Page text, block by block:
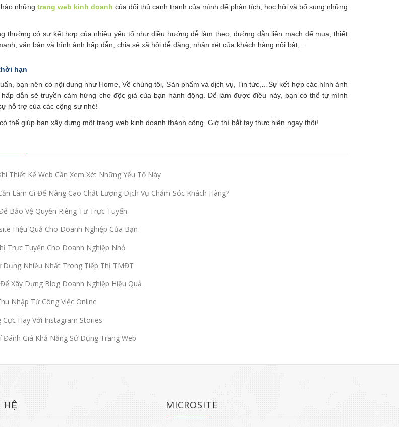
những trang web kinh doanh của đối thủ cạnh tranh của mình để phân tích, học hỏi và bổ sung những
thường có sự kết hợp của nhiều yếu tố như điều hướng dễ làm theo, đường dẫn liền mạch để mua, thiết
văn bản và hình ảnh hấp dẫn, chia sẻ xã hội dễ dàng, nhận xét của khách hàng nổi bật,…
hạn
bạn nên có nội dung như Home, Về chúng tôi, Sản phẩm và dịch vụ, Tin tức,…Sự kết hợp các hình ảnh
dẫn sẽ truyền cảm hứng cho độc giả của bạn hành động. Để làm được điều này, bạn có thể tự mình
hỗ trợ của các cộng sự nhé!
thể giúp bạn xây dựng một trang web kinh doanh thành công. Giờ thì bắt tay thực hiện ngay thôi!
Thiết Kế Web Cần Xem Xét Những Yếu Tố Này
Làm Gì Để Nâng Cao Chất Lượng Dịch Vụ Chăm Sóc Khách Hàng?
Bảo Vệ Quyền Riêng Tư Trực Tuyến
Hiệu Quả Cho Doanh Nghiệp Của Bạn
Trực Tuyến Cho Doanh Nghiệp Nhỏ
Dụng Nhiều Nhất Trong Tiếp Thị TMĐT
Xây Dựng Blog Doanh Nghiệp Hiệu Quả
Nhập Từ Công Việc Online
Hay Với Instagram Stories
Đánh Giá Khả Năng Sử Dụng Trang Web
HỆ MICROSITE